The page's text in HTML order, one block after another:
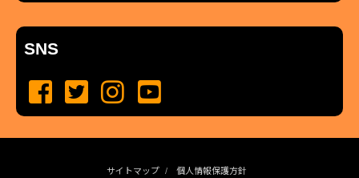
SNS
サイトマップ 個人情報保護方針